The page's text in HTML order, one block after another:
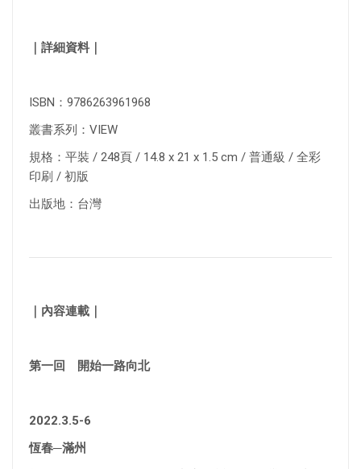
｜詳細資料｜
ISBN：9786263961968
叢書系列：VIEW
規格：平裝 / 248頁 / 14.8 x 21 x 1.5 cm / 普通級 / 全彩
印刷 / 初版
出版地：台灣
｜內容連載｜
第一回 開始一路向北
2022.3.5-6
恆春─滿州